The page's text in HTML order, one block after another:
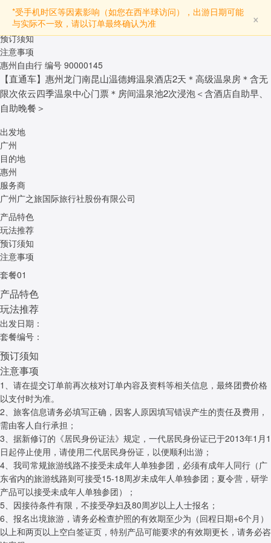
*受手机时区等因素影响（如您在西半球访问），出游日期可能
与实际不一致，请以订单最终确认为准
×
产品特色
玩法推荐
预订须知
注意事项
惠州自由行 编号 90000145
【直通车】惠州龙门南昆山温德姆温泉酒店2天＊高级温泉房＊含无
限次依云四季温泉中心门票＊房间温泉池2次浸泡＜含酒店自助早、
自助晚餐＞
出发地
广州
目的地
惠州
服务商
广州广之旅国际旅行社股份有限公司
产品特色
玩法推荐
预订须知
注意事项
套餐01
产品特色
玩法推荐
出发日期：
套餐编号：
预订须知
注意事项
1、请在提交订单前再次核对订单内容及资料等相关信息，最终团费价格
以支付时为准。
2、旅客信息请务必填写正确，因客人原因填写错误产生的责任及费用，
需由客人自行承担；
3、据新修订的《居民身份证法》规定，一代居民身份证已于2013年1月1
日起停止使用，请使用二代居民身份证，以便顺利出游；
4、我司常规旅游线路不接受未成年人单独参团，必须有成年人同行（广
东省内的旅游线路则可接受15-18周岁未成年人单独参团；夏令营，研学
产品可以接受未成年人单独参团）；
5、因接待条件有限，不接受孕妇及80周岁以上人士报名；
6、报名出境旅游，请务必检查护照的有效期至少为（回程日期+6个月）
以上和两页以上空白签证页，特别产品可能要求的有效期更长，请务必咨